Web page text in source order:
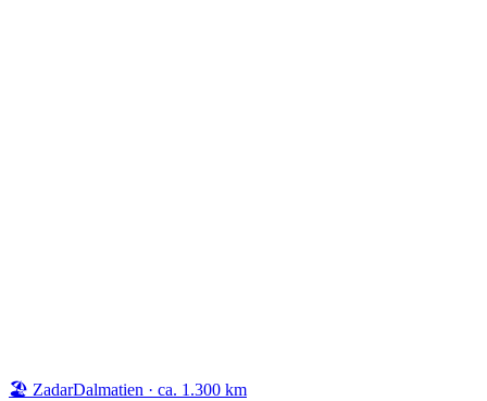
🏖️ ZadarDalmatien · ca. 1.300 km